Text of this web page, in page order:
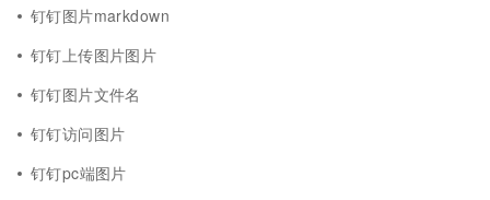
钉钉图片markdown
钉钉上传图片图片
钉钉图片文件名
钉钉访问图片
钉钉pc端图片